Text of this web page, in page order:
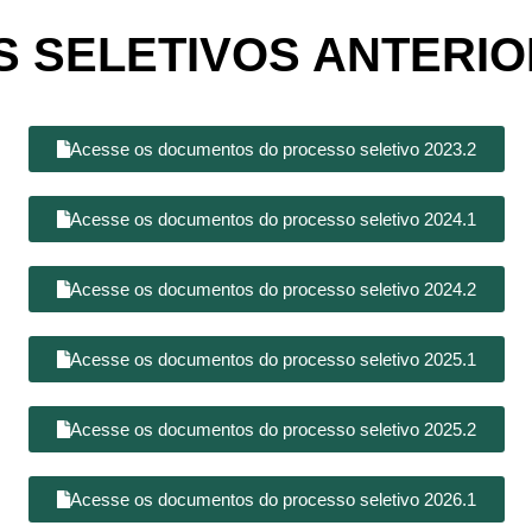
SELETIVOS
Acesse os documentos do processo seletivo 2023.2
Acesse os documentos do processo seletivo 2024.1
Acesse os documentos do processo seletivo 2024.2
Acesse os documentos do processo seletivo 2025.1
Acesse os documentos do processo seletivo 2025.2
Acesse os documentos do processo seletivo 2026.1